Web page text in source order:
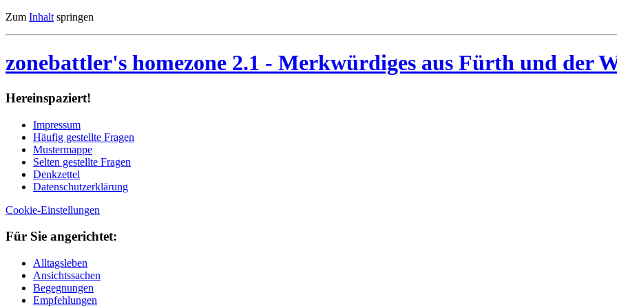
Zum Inhalt springen
zonebattler's homezone 2.1 - Merkwürdiges aus Fürth und der
Her­ein­spa­ziert!
Im­pres­sum
Häu­fig ge­stell­te Fra­gen
Mu­ster­map­pe
Sel­ten ge­stell­te Fra­gen
Denk­zet­tel
Da­ten­schutz­er­klä­rung
Cookie-Einstellungen
Für Sie an­ge­rich­tet:
Alltagsleben
Ansichtssachen
Begegnungen
Empfehlungen